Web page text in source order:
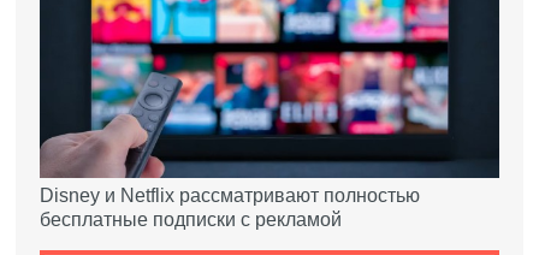
Disney и Netflix рассматривают полностью
бесплатные подписки с рекламой